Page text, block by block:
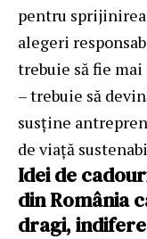
pentru
alegeri
trebuie să fie
– trebuie să
susține
de viață
Idei de
din România
dragi,